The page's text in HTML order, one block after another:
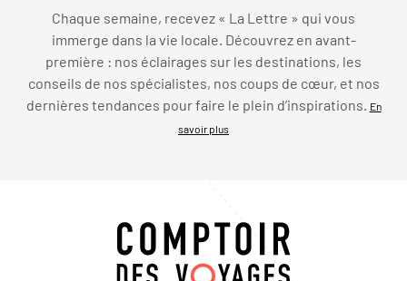
Chaque semaine, recevez « La Lettre » qui vous
immerge dans la vie locale. Découvrez en avant-
première : nos éclairages sur les destinations, les
conseils de nos spécialistes, nos coups de cœur, et nos
dernières tendances pour faire le plein d’inspirations.
En
savoir plus